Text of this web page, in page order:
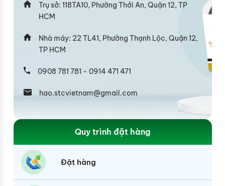
Trụ sở: 118TA10, Phường Thới An, Quận 12, TP
HCM
Nhà máy: 22 TL41, Phường Thạnh Lộc, Quận 12,
TP HCM
0908 781 781 - 0914 471 471
hao.stcvietnam@gmail.com
Quy trình đặt hàng
Đặt hàng